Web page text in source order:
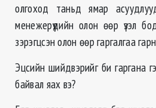
олгоход таньд ямар
менежерүүдийн олон өөр үзэл
зэрэгцсэн олон өөр гаргалгаа
Эцсийн шийдвэрийг би гаргана
байвал яах вэ?